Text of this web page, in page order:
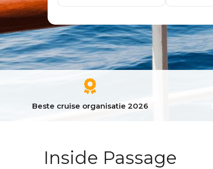
Beste cruise organisatie 2026
Inside Passage